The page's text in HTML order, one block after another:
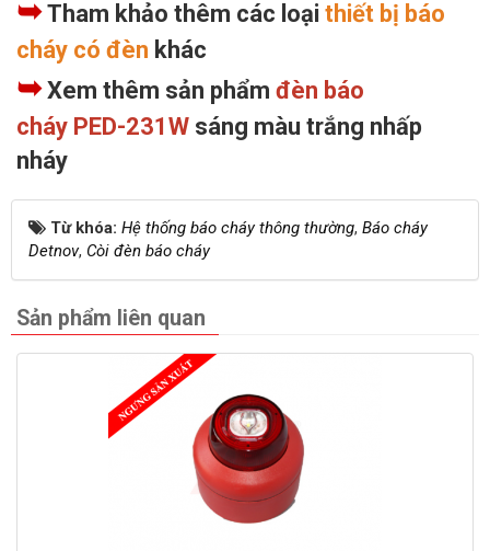
➥Tham khảo thêm các loại thiết bị báo
cháy có đèn khác
➥Xem thêm sản phẩm đèn báo
cháy PED-231W sáng màu trắng nhấp
nháy
Từ khóa: Hệ thống báo cháy thông thường, Báo cháy
Detnov, Còi đèn báo cháy
Sản phẩm liên quan